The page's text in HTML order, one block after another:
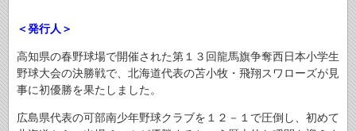
＜発行人＞
高知県の春野球場で開催された第１３回龍馬旗争奪西日本小学生
野球大会の決勝戦で、北海道代表の苫小牧・飛翔スワローズが見
事に初優勝を果たしました。
広島県代表の可部南少年野球クラブを１２－１で圧倒し、初めて